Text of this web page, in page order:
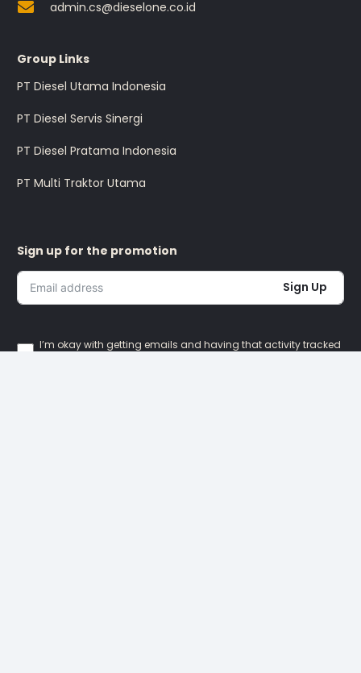
admin.cs@dieselone.co.id
Group Links
PT Diesel Utama Indonesia
PT Diesel Servis Sinergi
PT Diesel Pratama Indonesia
PT Multi Traktor Utama
Sign up for the promotion
Sign Up
I’m okay with getting emails and having that activity tracked